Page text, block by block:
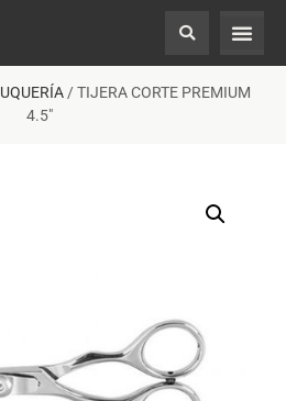
/ TIJERA CORTE PREMIUM
4.5″